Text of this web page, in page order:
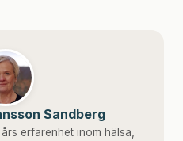
Sandberg
erfarenhet inom hälsa,